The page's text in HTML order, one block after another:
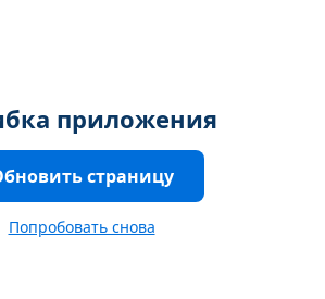
приложения
страницу
Попробовать снова